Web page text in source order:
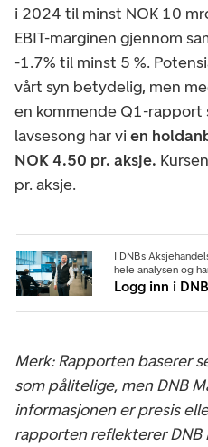
i 2024 til minst NOK 10
EBIT-marginen gjennom
-1.7% til minst 5 %.
vårt syn betydelig, men
en kommende Q1-
lavsesong har vi en
NOK 4.50 pr. aksje.
pr. aksje.
I DNBs
hele analysen og
Logg inn i
Merk: Rapporten baserer
som pålitelige, men DNB
informasjonen er presis
rapporten reflekterer DNB